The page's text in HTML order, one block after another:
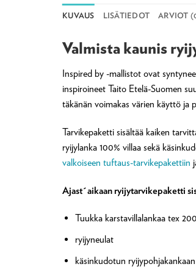
KUVAUS LISÄTIEDOT ARVIOT
Valmista kaunis
Inspired by -mallistot ovat
inspiroineet Taito Etelä-Suomen
täkänän voimakas värien käyttö ja
Tarvikepaketti sisältää kaiken
ryijylanka 100% villaa sekä
valkoiseen tuftaus-tarvikepakettiin
Ajast´aikaan ryijytarvikepaketti
Tuukka karstavillalankaa tex
ryijyneulat
käsinkudotun ryijypohjakankaan